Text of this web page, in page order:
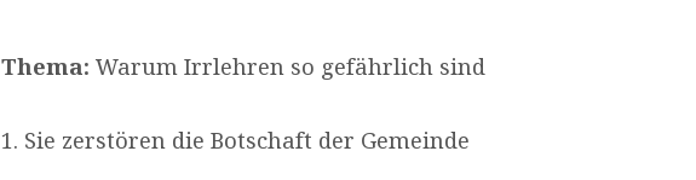
Thema: Warum Irrlehren so gefährlich sind
1. Sie zerstören die Botschaft der Gemeinde